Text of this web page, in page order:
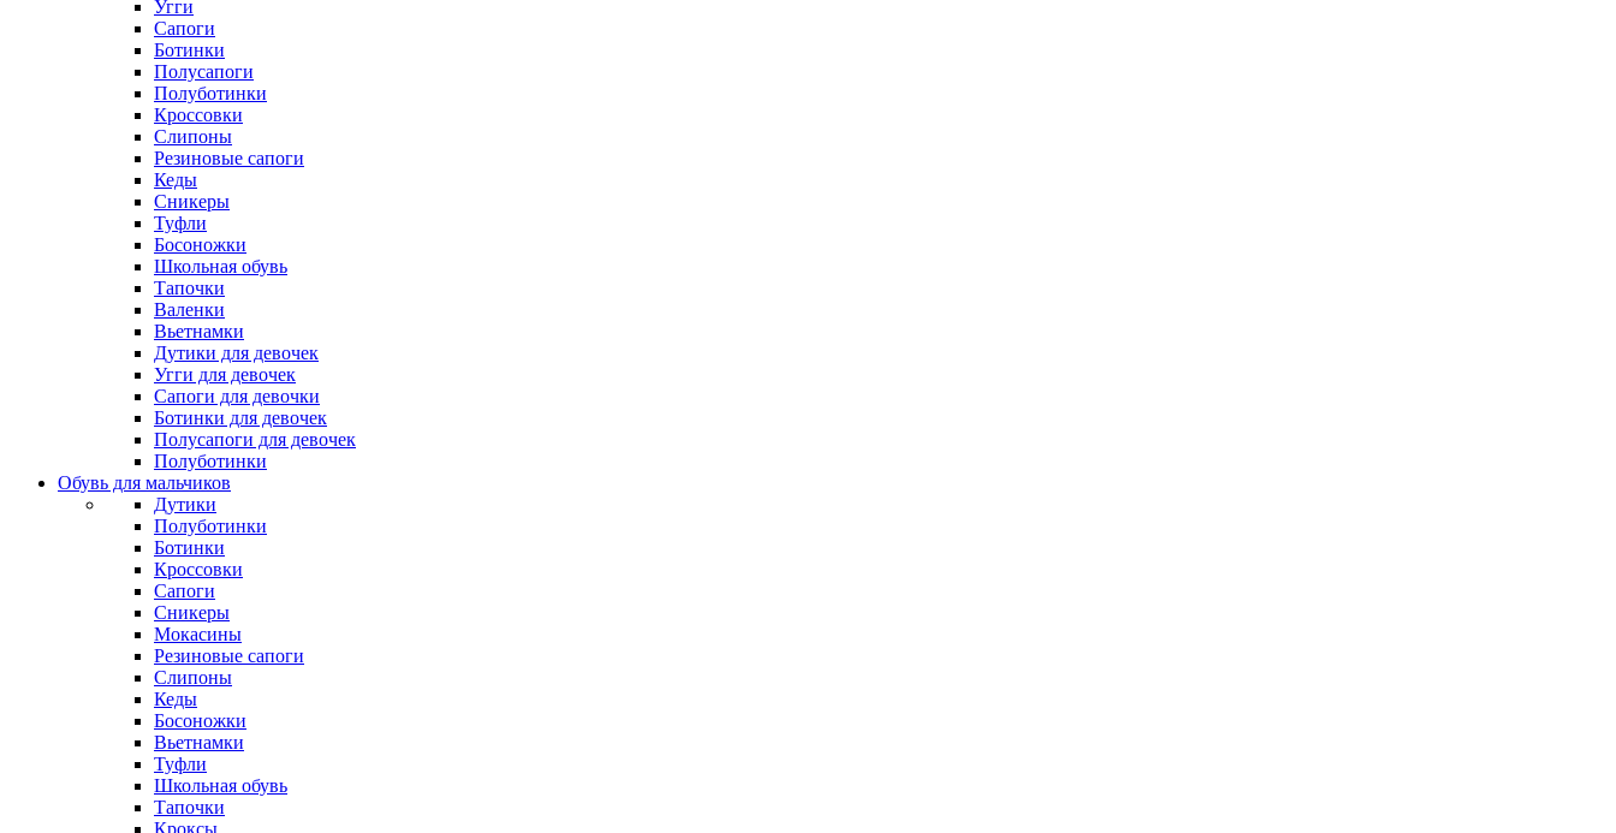
Угги
Сапоги
Ботинки
Полусапоги
Полуботинки
Кроссовки
Слипоны
Резиновые сапоги
Кеды
Сникеры
Туфли
Босоножки
Школьная обувь
Тапочки
Валенки
Вьетнамки
Дутики для девочек
Угги для девочек
Сапоги для девочки
Ботинки для девочек
Полусапоги для девочек
Полуботинки
Обувь для мальчиков
Дутики
Полуботинки
Ботинки
Кроссовки
Сапоги
Сникеры
Мокасины
Резиновые сапоги
Слипоны
Кеды
Босоножки
Вьетнамки
Туфли
Школьная обувь
Тапочки
Кроксы